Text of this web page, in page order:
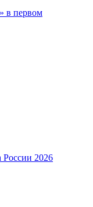
в первом
России 2026